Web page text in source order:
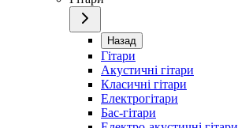
Назад
Гітари
Акустичні гітари
Класичні гітари
Електрогітари
Бас-гітари